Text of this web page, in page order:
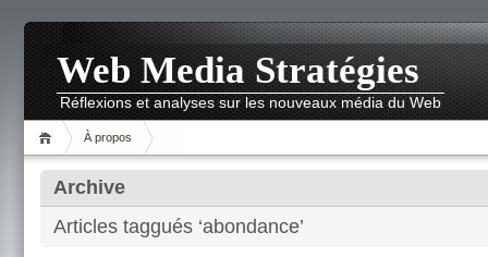
Web Media Stratégies
Réflexions et analyses sur les nouveaux média du Web
À propos
Archive
Articles taggués ‘abondance’